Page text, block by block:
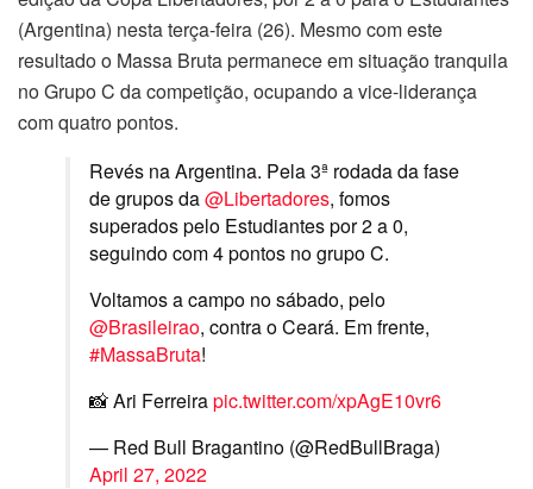
(Argentina) nesta terça-feira (26). Mesmo com este
resultado o Massa Bruta permanece em situação tranquila
no Grupo C da competição, ocupando a vice-liderança
com quatro pontos.
Revés na Argentina. Pela 3ª rodada da fase
de grupos da@Libertadores, fomos
superados pelo Estudiantes por 2 a 0,
seguindo com 4 pontos no grupo C.
Voltamos a campo no sábado, pelo
@Brasileirao, contra o Ceará. Em frente,
#MassaBruta!
📸 Ari Ferreirapic.twitter.com/xpAgE10vr6
— Red Bull Bragantino (@RedBullBraga)
April 27, 2022